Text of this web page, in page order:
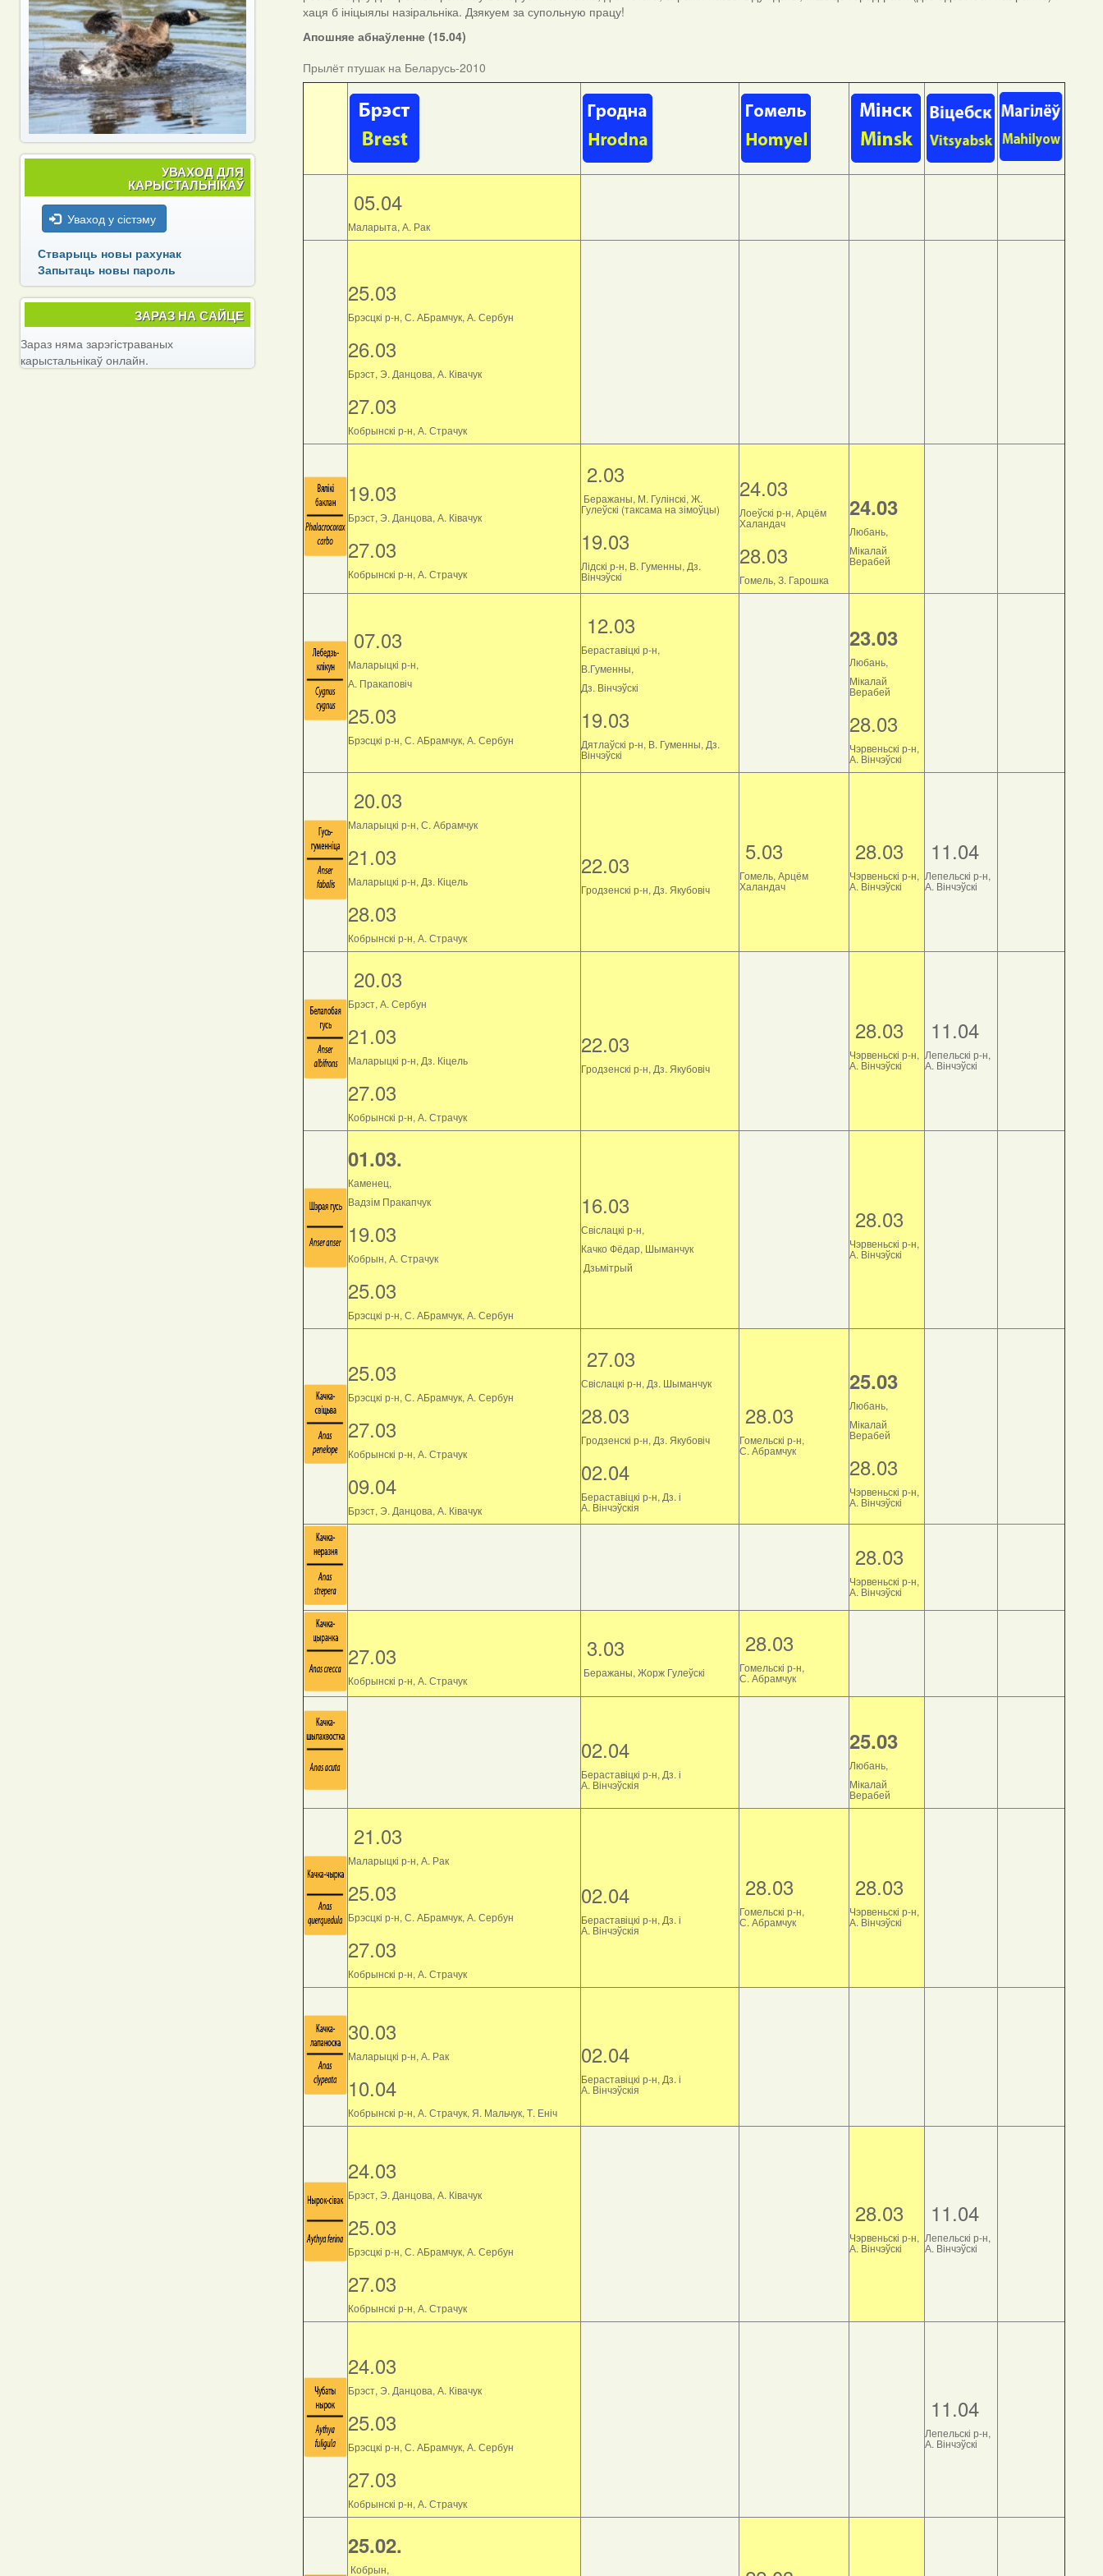
хаця б ініцыялы назіральніка. Дзякуем за супольную працу!
Апошняе абнаўленне (15.04)
Прылёт птушак на Беларусь-2010
05.04
Маларыта, А. Рак
25.03
Брэсцкі р-н, С. АБрамчук, А. Сербун
26.03
Брэст, Э. Данцова, А. Ківачук
27.03
Кобрынскі р-н, А. Страчук
19.03
Брэст, Э. Данцова, А. Ківачук
27.03
Кобрынскі р-н, А. Страчук
2.03
Беражаны, М. Гулінскі, Ж.
Гулеўскі (таксама на зімоўцы)
19.03
Лідскі р-н, В. Гуменны, Дз.
Вінчэўскі
24.03
Лоеўскі р-н, Арцём
Халандач
28.03
Гомель, З. Гарошка
24.03
Любань,
Мікалай
Верабей
07.03
Маларыцкі р-н,
А. Пракаповіч
25.03
Брэсцкі р-н, С. АБрамчук, А. Сербун
12.03
Бераставіцкі р-н,
В.Гуменны,
Дз. Вінчэўскі
19.03
Дятлаўскі р-н, В. Гуменны, Дз.
Вінчэўскі
23.03
Любань,
Мікалай
Верабей
28.03
Чэрвеньскі р-н,
А. Вінчэўскі
20.03
Маларыцкі р-н, С. Абрамчук
21.03
Маларыцкі р-н, Дз. Кіцель
28.03
Кобрынскі р-н, А. Страчук
22.03
Гродзенскі р-н, Дз. Якубовіч
5.03
Гомель, Арцём
Халандач
28.03
Чэрвеньскі р-н,
А. Вінчэўскі
11.04
Лепельскі р-н,
А. Вінчэўскі
20.03
Брэст, А. Сербун
21.03
Маларыцкі р-н, Дз. Кіцель
27.03
Кобрынскі р-н, А. Страчук
22.03
Гродзенскі р-н, Дз. Якубовіч
28.03
Чэрвеньскі р-н,
А. Вінчэўскі
11.04
Лепельскі р-н,
А. Вінчэўскі
01.03.
Каменец,
Вадзім Пракапчук
19.03
Кобрын, А. Страчук
25.03
Брэсцкі р-н, С. АБрамчук, А. Сербун
16.03
Свіслацкі р-н,
Качко Фёдар, Шыманчук
Дзьмітрый
28.03
Чэрвеньскі р-н,
А. Вінчэўскі
25.03
Брэсцкі р-н, С. АБрамчук, А. Сербун
27.03
Кобрынскі р-н, А. Страчук
09.04
Брэст, Э. Данцова, А. Ківачук
27.03
Свіслацкі р-н, Дз. Шыманчук
28.03
Гродзенскі р-н, Дз. Якубовіч
02.04
Бераставіцкі р-н, Дз. і
А. Вінчэўскія
28.03
Гомельскі р-н,
С. Абрамчук
25.03
Любань,
Мікалай
Верабей
28.03
Чэрвеньскі р-н,
А. Вінчэўскі
28.03
Чэрвеньскі р-н,
А. Вінчэўскі
27.03
Кобрынскі р-н, А. Страчук
3.03
Беражаны, Жорж Гулеўскі
28.03
Гомельскі р-н,
С. Абрамчук
02.04
Бераставіцкі р-н, Дз. і
А. Вінчэўскія
25.03
Любань,
Мікалай
Верабей
21.03
Маларыцкі р-н, А. Рак
25.03
Брэсцкі р-н, С. АБрамчук, А. Сербун
27.03
Кобрынскі р-н, А. Страчук
02.04
Бераставіцкі р-н, Дз. і
А. Вінчэўскія
28.03
Гомельскі р-н,
С. Абрамчук
28.03
Чэрвеньскі р-н,
А. Вінчэўскі
30.03
Маларыцкі р-н, А. Рак
10.04
Кобрынскі р-н, А. Страчук, Я. Мальчук, Т. Еніч
02.04
Бераставіцкі р-н, Дз. і
А. Вінчэўскія
24.03
Брэст, Э. Данцова, А. Ківачук
25.03
Брэсцкі р-н, С. АБрамчук, А. Сербун
27.03
Кобрынскі р-н, А. Страчук
28.03
Чэрвеньскі р-н,
А. Вінчэўскі
11.04
Лепельскі р-н,
А. Вінчэўскі
24.03
Брэст, Э. Данцова, А. Ківачук
25.03
Брэсцкі р-н, С. АБрамчук, А. Сербун
27.03
Кобрынскі р-н, А. Страчук
11.04
Лепельскі р-н,
А. Вінчэўскі
25.02.
Кобрын,
УВАХОД ДЛЯ
КАРЫСТАЛЬНІКАЎ
Уваход у сістэму
Стварыць новы рахунак
Запытаць новы пароль
ЗАРАЗ НА САЙЦЕ
Зараз няма зарэгістраваных
карыстальнікаў онлайн.